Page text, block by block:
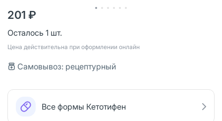
201 ₽
Осталось 1 шт.
Цена действительна при оформлении онлайн
Самовывоз: рецептурный
Все формы Кетотифен